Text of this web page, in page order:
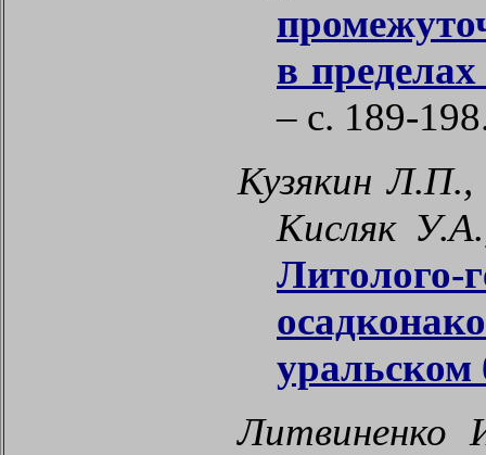
в
– с. 189-
Кузякин
Кисляк
уральском
Литвиненко